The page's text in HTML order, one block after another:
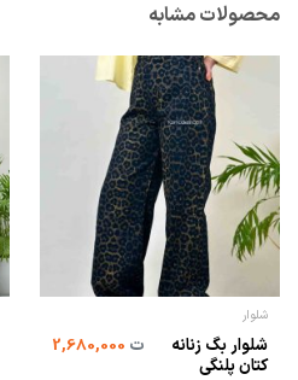
محصولات مشابه
شلوار
شلوار بگ زنانه
کتان پلنگی
ت2,680,000